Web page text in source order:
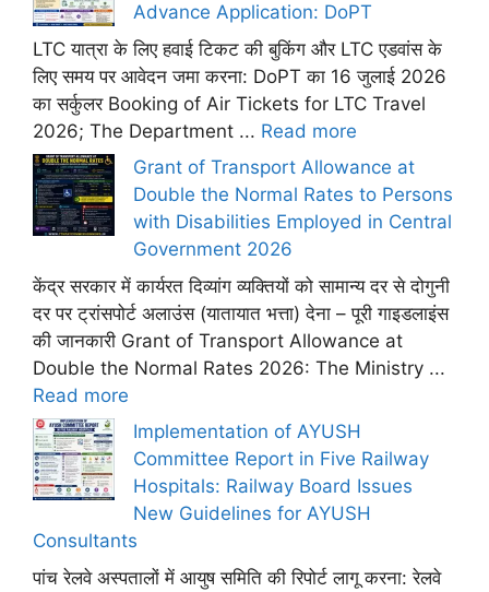
Advance Application: DoPT
LTC यात्रा के लिए हवाई टिकट की बुकिंग और LTC एडवांस के
लिए समय पर आवेदन जमा करना: DoPT का 16 जुलाई 2026
का सर्कुलर Booking of Air Tickets for LTC Travel
2026; The Department ... Read more
Grant of Transport Allowance at
Double the Normal Rates to Persons
with Disabilities Employed in Central
Government 2026
केंद्र सरकार में कार्यरत दिव्यांग व्यक्तियों को सामान्य दर से दोगुनी
दर पर ट्रांसपोर्ट अलाउंस (यातायात भत्ता) देना – पूरी गाइडलाइंस
की जानकारी Grant of Transport Allowance at
Double the Normal Rates 2026: The Ministry ...
Read more
Implementation of AYUSH
Committee Report in Five Railway
Hospitals: Railway Board Issues
New Guidelines for AYUSH
Consultants
पांच रेलवे अस्पतालों में आयुष समिति की रिपोर्ट लागू करना: रेलवे